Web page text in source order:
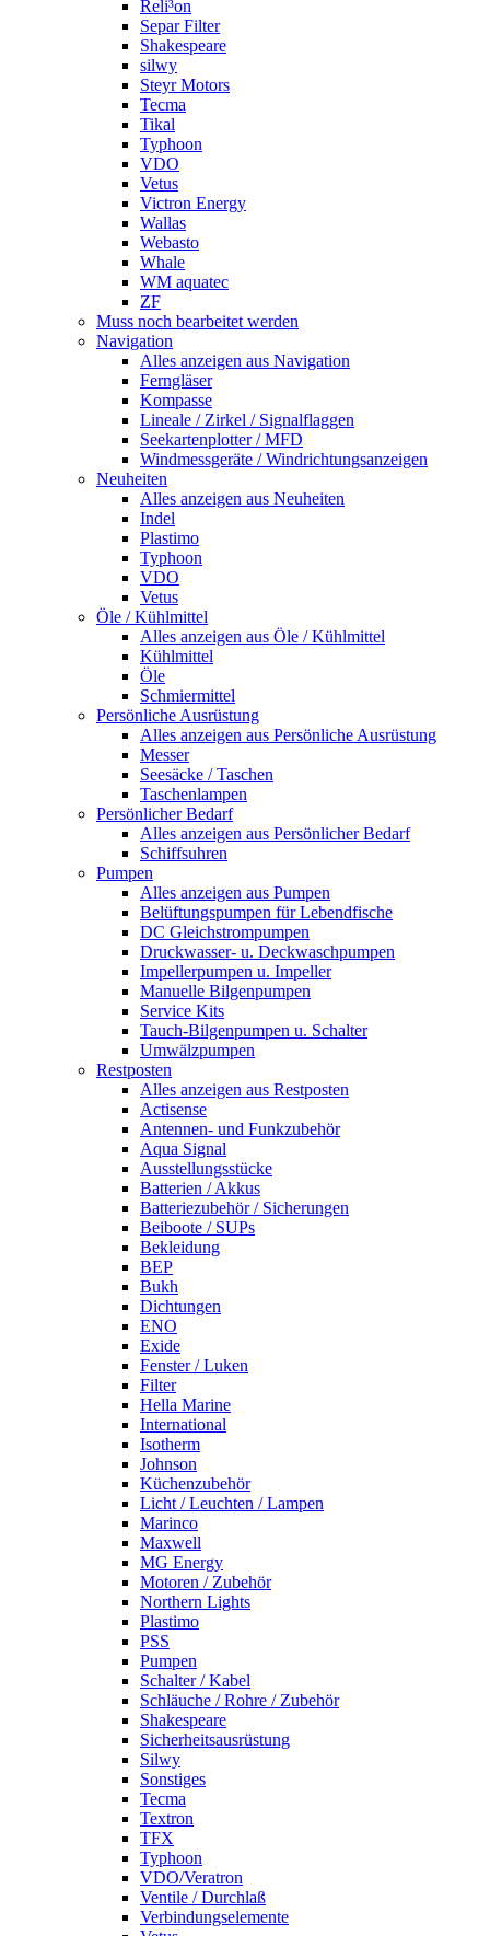
Reli³on
Separ Filter
Shakespeare
silwy
Steyr Motors
Tecma
Tikal
Typhoon
VDO
Vetus
Victron Energy
Wallas
Webasto
Whale
WM aquatec
ZF
Muss noch bearbeitet werden
Navigation
Alles anzeigen aus Navigation
Ferngläser
Kompasse
Lineale / Zirkel / Signalflaggen
Seekartenplotter / MFD
Windmessgeräte / Windrichtungsanzeigen
Neuheiten
Alles anzeigen aus Neuheiten
Indel
Plastimo
Typhoon
VDO
Vetus
Öle / Kühlmittel
Alles anzeigen aus Öle / Kühlmittel
Kühlmittel
Öle
Schmiermittel
Persönliche Ausrüstung
Alles anzeigen aus Persönliche Ausrüstung
Messer
Seesäcke / Taschen
Taschenlampen
Persönlicher Bedarf
Alles anzeigen aus Persönlicher Bedarf
Schiffsuhren
Pumpen
Alles anzeigen aus Pumpen
Belüftungspumpen für Lebendfische
DC Gleichstrompumpen
Druckwasser- u. Deckwaschpumpen
Impellerpumpen u. Impeller
Manuelle Bilgenpumpen
Service Kits
Tauch-Bilgenpumpen u. Schalter
Umwälzpumpen
Restposten
Alles anzeigen aus Restposten
Actisense
Antennen- und Funkzubehör
Aqua Signal
Ausstellungsstücke
Batterien / Akkus
Batteriezubehör / Sicherungen
Beiboote / SUPs
Bekleidung
BEP
Bukh
Dichtungen
ENO
Exide
Fenster / Luken
Filter
Hella Marine
International
Isotherm
Johnson
Küchenzubehör
Licht / Leuchten / Lampen
Marinco
Maxwell
MG Energy
Motoren / Zubehör
Northern Lights
Plastimo
PSS
Pumpen
Schalter / Kabel
Schläuche / Rohre / Zubehör
Shakespeare
Sicherheitsausrüstung
Silwy
Sonstiges
Tecma
Textron
TFX
Typhoon
VDO/Veratron
Ventile / Durchlaß
Verbindungselemente